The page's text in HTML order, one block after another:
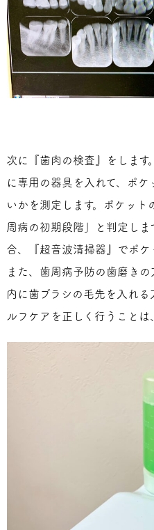
次に『歯肉の検査』をします
に専用の器具を入れて、ポ
いかを測定します。ポケッ
周病の初期段階」と判定し
合、『超音波清掃器』でポケ
また、歯周病予防の歯磨き
内に歯ブラシの毛先を入れる
ルフケアを正しく行うことは